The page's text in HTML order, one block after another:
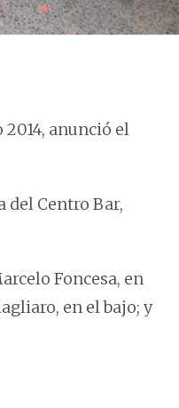
2014, anunció el
del Centro Bar,
Foncesa, en
en el bajo; y